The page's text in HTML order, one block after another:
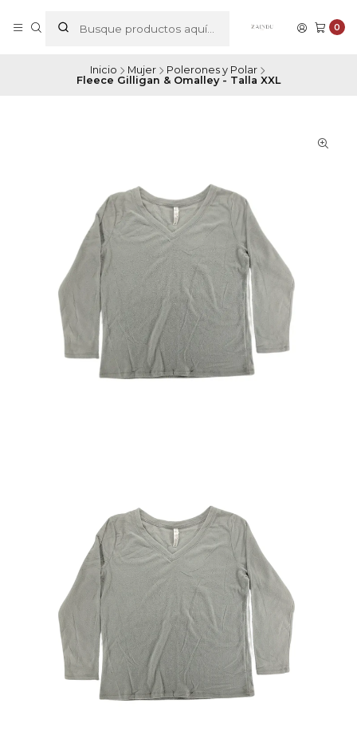
0
Inicio Mujer
Polerones y Polar
Fleece Gilligan & Omalley - Talla XXL